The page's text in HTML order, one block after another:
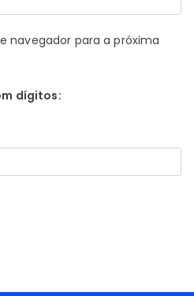
navegador para a próxima
dígitos: